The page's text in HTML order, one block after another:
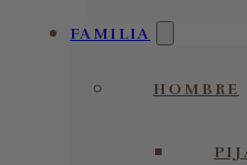
FAMILIA
HOMBRE